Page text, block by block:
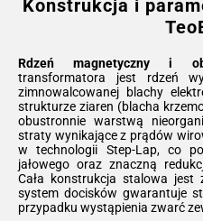
Konstrukcja i
Rdzeń magnetyczny i
transformatora jest rdzeń
zimnowalcowanej blachy
strukturze ziaren (blacha
obustronnie warstwą
straty wynikające z prądów
w technologii Step-Lap, co
jałowego oraz znaczną
Cała konstrukcja stalowa jest
system docisków gwarantuje
przypadku wystąpienia zwarć